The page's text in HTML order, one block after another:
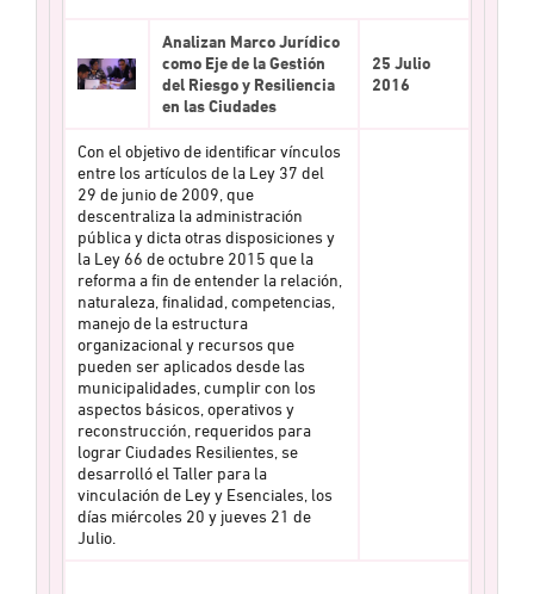
Analizan Marco Jurídico
como Eje de la Gestión
del Riesgo y Resiliencia
en las Ciudades
25 Julio
2016
Con el objetivo de identificar vínculos
entre los artículos de la Ley 37 del
29 de junio de 2009, que
descentraliza la administración
pública y dicta otras disposiciones y
la Ley 66 de octubre 2015 que la
reforma a fin de entender la relación,
naturaleza, finalidad, competencias,
manejo de la estructura
organizacional y recursos que
pueden ser aplicados desde las
municipalidades, cumplir con los
aspectos básicos, operativos y
reconstrucción, requeridos para
lograr Ciudades Resilientes, se
desarrolló el Taller para la
vinculación de Ley y Esenciales, los
días miércoles 20 y jueves 21 de
Julio.